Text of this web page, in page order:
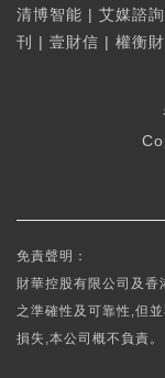
清博智能 | 艾媒諮詢
刊
| 壹財信 | 權衡
免責聲明：
財華控股有限公司及
之準確性及可靠性,但
損失,本公司概不負責。